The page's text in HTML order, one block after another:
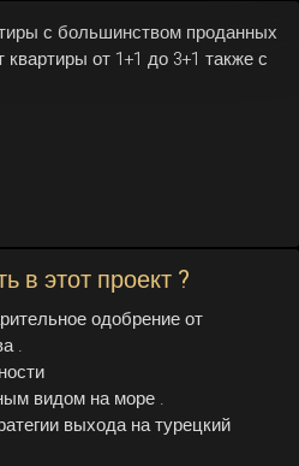
с большинством проданных
от 1+1 до 3+1 также с
в этот проект ?
одобрение от
.
видом на море .
выхода на турецкий